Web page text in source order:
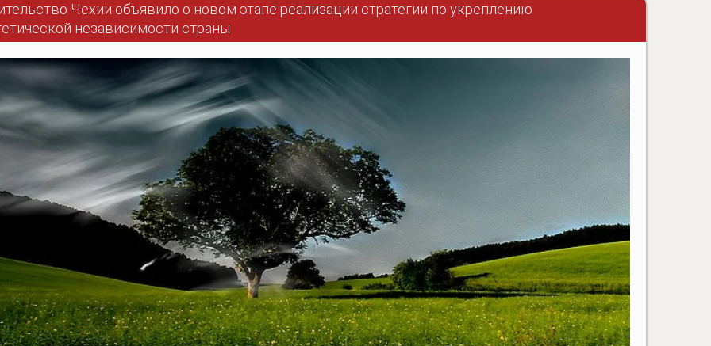
Чехии объявило о новом этапе реализации стратегии по укреплению
независимости страны